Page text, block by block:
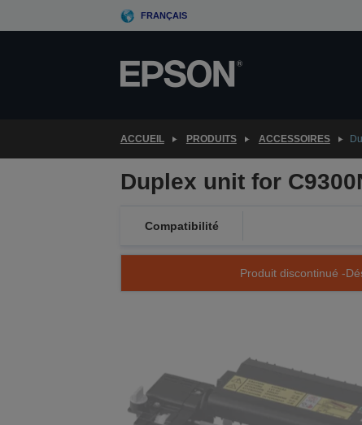
to
FRANÇAIS
ACCUEIL PRODUITS ACCESSOIRES
Duplex unit for
Compatibilité
Produit discontinué -